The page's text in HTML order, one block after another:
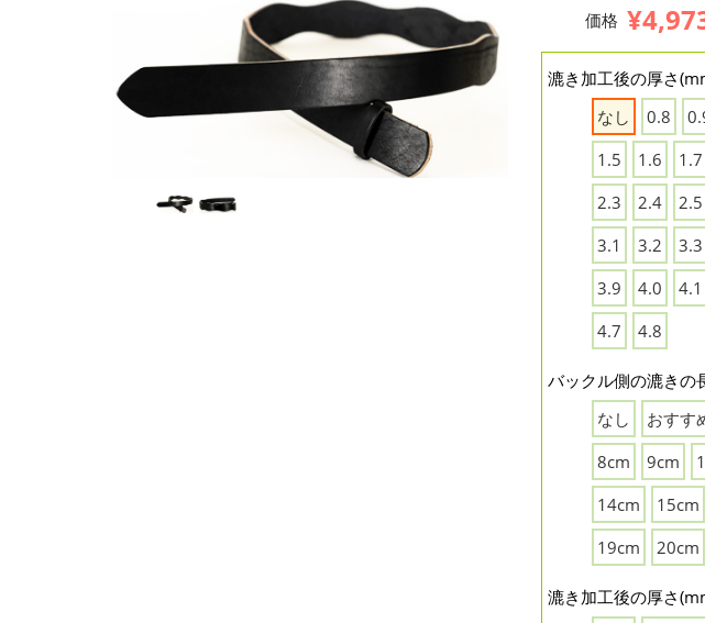
価格
漉き加工後の厚さ
なし
0.8
1.5
1.6 1.7
2.3
2.4 2.5
3.1
3.2 3.3
3.9
4.0 4.1
4.7
4.8
バックル側の漉きの
なし
おすす
8cm
9cm
14cm
15cm
19cm
20cm
漉き加工後の厚さ